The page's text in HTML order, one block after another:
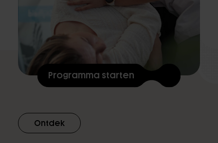
Programma starten
Ontdek